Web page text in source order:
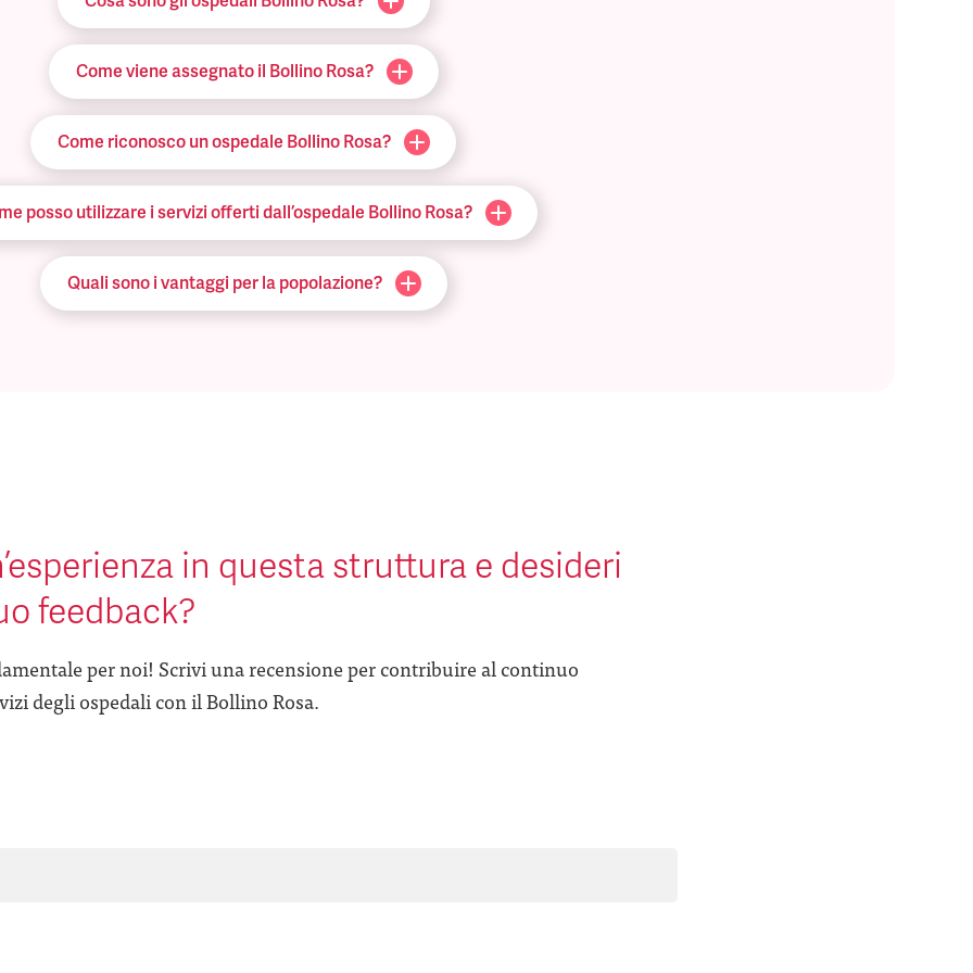
Come viene assegnato il Bollino Rosa?
Come riconosco un ospedale Bollino Rosa?
posso utilizzare i servizi offerti dall’ospedale Bollino Rosa?
Quali sono i vantaggi per la popolazione?
in questa struttura e desideri
feedback?
per noi! Scrivi una recensione per contribuire al continuo
degli ospedali con il Bollino Rosa.